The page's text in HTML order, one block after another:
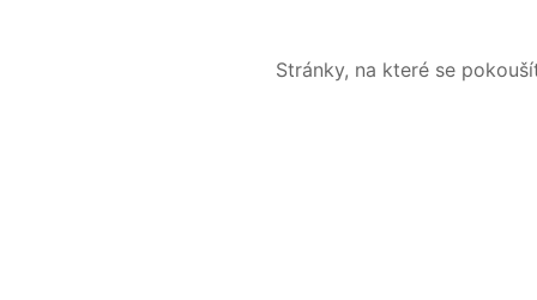
Stránky, na které se